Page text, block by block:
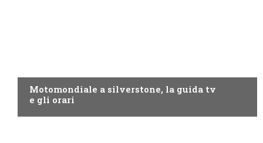
Motomondiale a silverstone, la guida tv
e gli orari